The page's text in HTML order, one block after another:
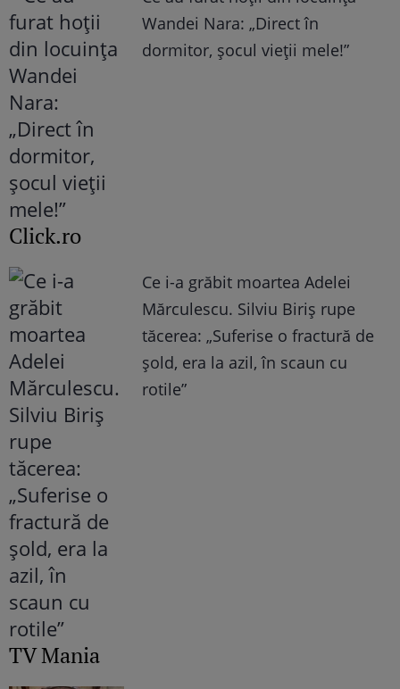
Wandei Nara: „Direct în
dormitor, șocul vieții mele!”
Click.ro
Ce i-a grăbit moartea Adelei
Mărculescu. Silviu Biriș rupe
tăcerea: „Suferise o fractură de
șold, era la azil, în scaun cu
rotile”
TV Mania